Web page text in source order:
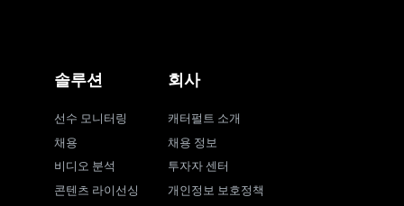
솔루션
선수 모니터링
채용
비디오 분석
콘텐츠 라이선싱
회사
캐터펄트 소개
채용 정보
투자자 센터
개인정보 보호정책